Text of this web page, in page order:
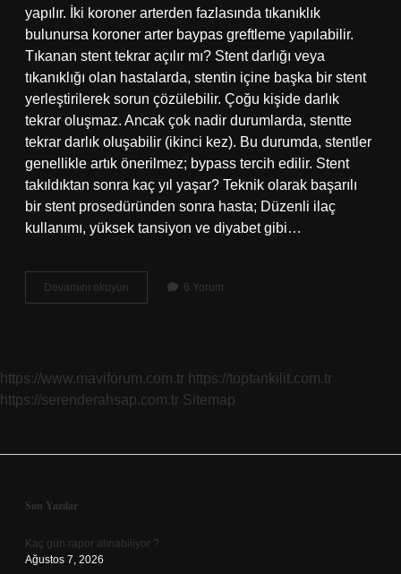
yapılır. İki koroner arterden fazlasında tıkanıklık
bulunursa koroner arter baypas greftleme yapılabilir.
Tıkanan stent tekrar açılır mı? Stent darlığı veya
tıkanıklığı olan hastalarda, stentin içine başka bir stent
yerleştirilerek sorun çözülebilir. Çoğu kişide darlık
tekrar oluşmaz. Ancak çok nadir durumlarda, stentte
tekrar darlık oluşabilir (ikinci kez). Bu durumda, stentler
genellikle artık önerilmez; bypass tercih edilir. Stent
takıldıktan sonra kaç yıl yaşar? Teknik olarak başarılı
bir stent prosedüründen sonra hasta; Düzenli ilaç
kullanımı, yüksek tansiyon ve diyabet gibi…
Devamını okuyun
Kaç
6 Yorum
https://www.maviforum.com.tr https://toptankilit.com.tr
https://serenderahsap.com.tr Sitemap
Sidebar
Son Yazılar
Kaç gün rapor alınabiliyor ?
Ağustos 7, 2026